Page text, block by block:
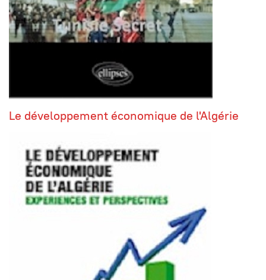
Le développement économique de l'Algérie